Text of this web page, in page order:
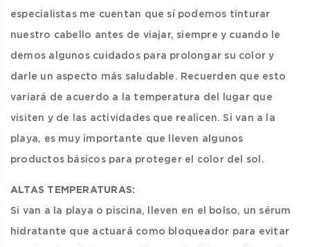
especialistas me cuentan que sí podemos tinturar
nuestro cabello antes de viajar, siempre y cuando le
demos algunos cuidados para prolongar su color y
darle un aspecto más saludable. Recuerden que esto
variará de acuerdo a la temperatura del lugar que
visiten y de las actividades que realicen. Si van a la
playa, es muy importante que lleven algunos
productos básicos para proteger el color del sol.
ALTAS TEMPERATURAS:
Si van a la playa o piscina, lleven en el bolso, un sérum
hidratante que actuará como bloqueador para evitar